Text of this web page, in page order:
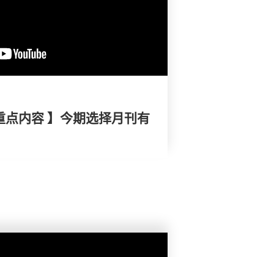
内容 】今期选择月刊有